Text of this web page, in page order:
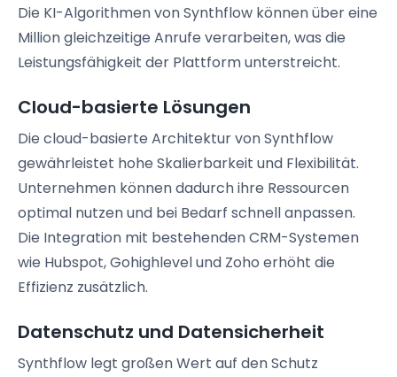
Die KI-Algorithmen von Synthflow können über eine
Million gleichzeitige Anrufe verarbeiten, was die
Leistungsfähigkeit der Plattform unterstreicht.
Cloud-basierte Lösungen
Die cloud-basierte Architektur von Synthflow
gewährleistet hohe Skalierbarkeit und Flexibilität.
Unternehmen können dadurch ihre Ressourcen
optimal nutzen und bei Bedarf schnell anpassen.
Die Integration mit bestehenden CRM-Systemen
wie Hubspot, Gohighlevel und Zoho erhöht die
Effizienz zusätzlich.
Datenschutz und Datensicherheit
Synthflow legt großen Wert auf den Schutz